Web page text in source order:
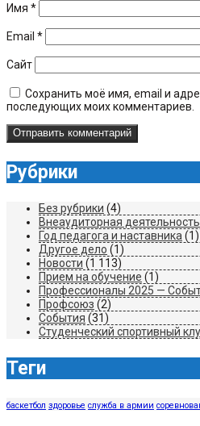
Имя *
Email *
Сайт
Сохранить моё имя, email и
последующих моих комментариев.
Рубрики
Без рубрики (4)
Внеаудиторная деятельность
Год педагога и наставника (1)
Другое дело (1)
Новости (1 113)
Прием на обучение (1)
Профессионалы 2025 —
Профсоюз (2)
События (31)
Студенческий спортивный
Теги
баскетбол здоровье служба в армии